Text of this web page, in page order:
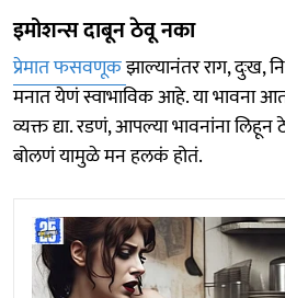
इमोशन्स दाबून ठेवू नका
प्रेमात फसवणूकझाल्यानंतर राग, दुःख,
मनात येणं स्वाभाविक आहे. या भावना आत
व्यक्त द्या. रडणं, आपल्या भावनांना लिहून
बोलणं यामुळे मन हलकं होतं.